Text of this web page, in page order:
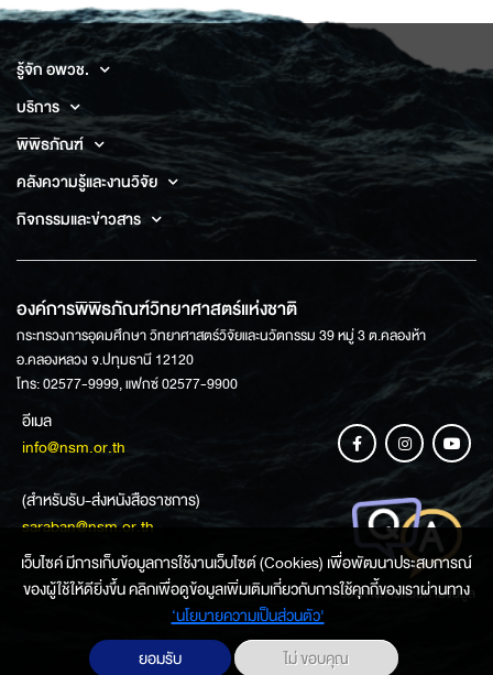
รู้จัก อพวช.
บริการ
พิพิธภัณฑ์
คลังความรู้และงานวิจัย
กิจกรรมและข่าวสาร
องค์การพิพิธภัณฑ์วิทยาศาสตร์แห่งชาติ
กระทรวงการอุดมศึกษา วิทยาศาสตร์วิจัยและนวัตกรรม 39 หมู่ 3 ต.คลองห้า
อ.คลองหลวง จ.ปทุมธานี 12120
โทร: 02577-9999, แฟกซ์ 02577-9900
อีเมล
info@nsm.or.th
(สำหรับรับ-ส่งหนังสือราชการ)
saraban@nsm.or.th
ช่องทางการสอบถามข้อมูล
เว็บไซค์ มีการเก็บข้อมูลการใช้งานเว็บไซต์ (Cookies) เพื่อพัฒนาประสบการณ์
ของผู้ใช้ให้ดียิ่งขึ้น คลิกเพื่อดูข้อมูลเพิ่มเติมเกี่ยวกับการใช้คุกกี้ของเราผ่านทาง
‘นโยบายความเป็นส่วนตัว'
ยอมรับ
ไม่ ขอบคุณ